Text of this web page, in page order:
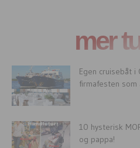
mer
Egen cruisebåt
firmafesten
10 hysterisk
og pappa!